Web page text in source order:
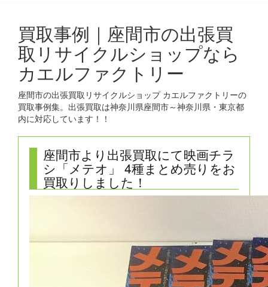
買取事例｜座間市の出張買
取リサイクルショップなら
カエルファクトリー
座間市の出張買取リサイクルショップ カエルファクトリーの
買取事例集。出張買取は神奈川県座間市～神奈川県・東京都
内に対応しています！！
座間市より出張買取にて映画チラ
シ「メテオ」 4種まとめ売りをお
買取りしました！